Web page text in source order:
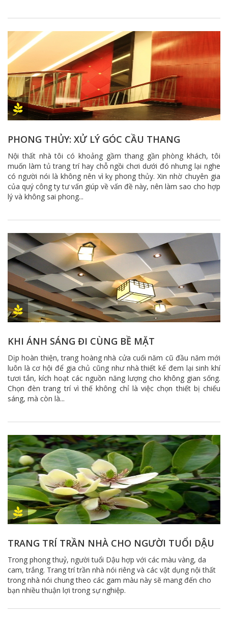
PHONG THỦY: XỬ LÝ GÓC CẦU THANG
Nội thất nhà tôi có khoảng gầm thang gần phòng khách, tôi
muốn làm tủ trang trí hay chỗ ngồi chơi dưới đó nhưng lại nghe
có người nói là không nên vì kỵ phong thủy. Xin nhờ chuyên gia
của quý công ty tư vấn giúp về vấn đề này, nên làm sao cho hợp
lý và không sai phong...
KHI ÁNH SÁNG ĐI CÙNG BỀ MẶT
Dịp hoàn thiện, trang hoàng nhà cửa cuối năm cũ đầu năm mới
luôn là cơ hội để gia chủ cũng như nhà thiết kế đem lại sinh khí
tươi tắn, kích hoạt các nguồn năng lượng cho không gian sống.
Chọn đèn trang trí vì thế không chỉ là việc chọn thiết bị chiếu
sáng, mà còn là...
TRANG TRÍ TRẦN NHÀ CHO NGƯỜI TUỔI DẬU
Trong phong thuỷ, người tuổi Dậu hợp với các màu vàng, da
cam, trắng. Trang trí trần nhà nói riêng và các vật dụng nội thất
trong nhà nói chung theo các gam màu này sẽ mang đến cho
bạn nhiều thuận lợi trong sự nghiệp.